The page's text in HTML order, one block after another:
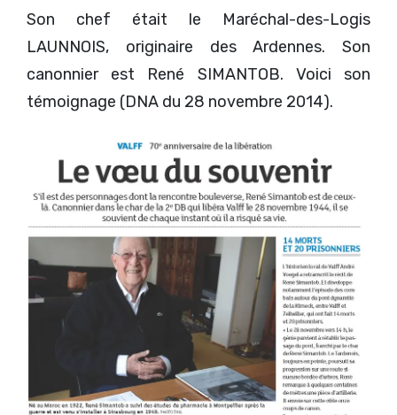
Son chef était le Maréchal-des-Logis
LAUNNOIS, originaire des Ardennes. Son
canonnier est René SIMANTOB. Voici son
témoignage (DNA du 28 novembre 2014).